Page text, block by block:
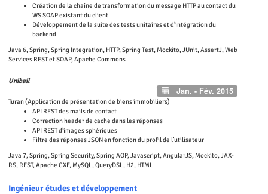
Création de la chaîne de transformation du message HTTP au contact du
WS SOAP existant du client
Développement de la suite des tests unitaires et d’intégration du
backend
Java 6, Spring, Spring Integration, HTTP, Spring Test, Mockito, JUnit, AssertJ, Web
Services REST et SOAP, Apache Commons
Unibail
Jan. - Fév. 2015
Turan (Application de présentation de biens immobiliers)
API REST des mails de contact
Correction header de cache dans les réponses
API REST d’images sphériques
Filtre des réponses JSON en fonction du profil de l’utilisateur
Java 7, Spring, Spring Security, Spring AOP, Javascript, AngularJS, Mockito, JAX-
RS, REST, Apache CXF, MySQL, QueryDSL, H2, HTML
Ingénieur études et développement